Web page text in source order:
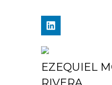
EZEQUIEL